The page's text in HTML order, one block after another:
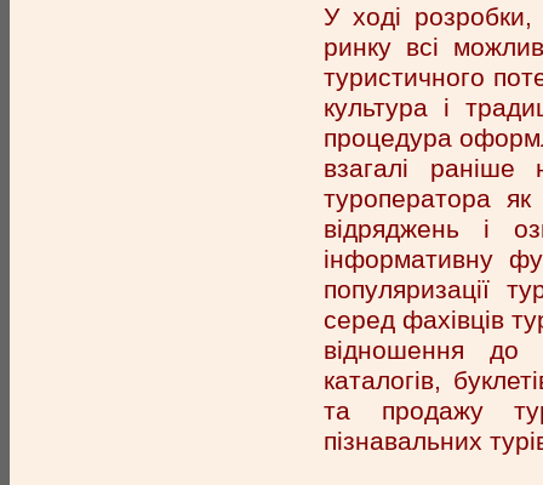
У ході розробки,
ринку всі
туристичного
культура і
процедура
взагалі раніше
туроператора
відряджень і
інформативну
популяризації
серед фахівців
відношення до
каталогів,
та продажу
пізнавальних